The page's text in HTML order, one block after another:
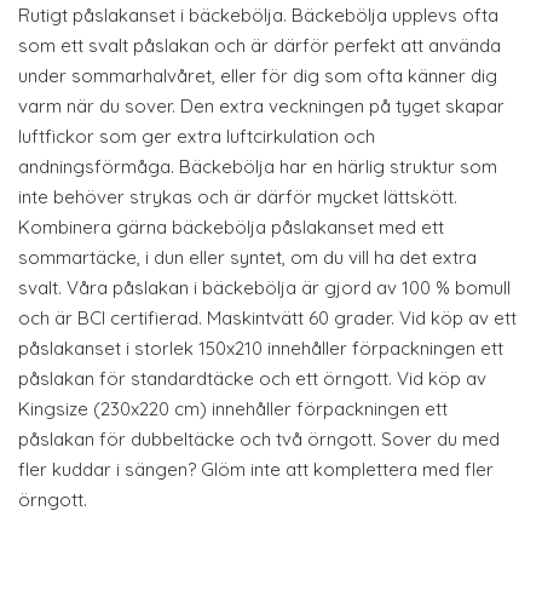
Rutigt påslakanset i bäckebölja. Bäckebölja upplevs ofta
som ett svalt påslakan och är därför perfekt att använda
under sommarhalvåret, eller för dig som ofta känner dig
varm när du sover. Den extra veckningen på tyget skapar
luftfickor som ger extra luftcirkulation och
andningsförmåga. Bäckebölja har en härlig struktur som
inte behöver strykas och är därför mycket lättskött.
Kombinera gärna bäckebölja påslakanset med ett
sommartäcke, i dun eller syntet, om du vill ha det extra
svalt. Våra påslakan i bäckebölja är gjord av 100 % bomull
och är BCI certifierad. Maskintvätt 60 grader. Vid köp av ett
påslakanset i storlek 150x210 innehåller förpackningen ett
påslakan för standardtäcke och ett örngott. Vid köp av
Kingsize (230x220 cm) innehåller förpackningen ett
påslakan för dubbeltäcke och två örngott. Sover du med
fler kuddar i sängen? Glöm inte att komplettera med fler
örngott.